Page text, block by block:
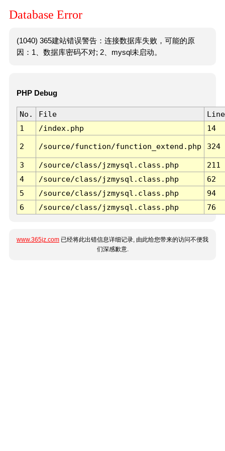
Database Error
(1040) 365建站错误警告：连接数据库失败，可能的原
因：1、数据库密码不对; 2、mysql未启动。
PHP Debug
No. File
Line
1
/index.php 14
2 /source/function/function_extend.php 324
3 /source/class/jzmysql.class.php
211
4
/source/class/jzmysql.class.php
62
5
/source/class/jzmysql.class.php
94
6
/source/class/jzmysql.class.php 76
www.365jz.com 已经将此出错信息详细记录, 由此给您带来的访问不便我
们深感歉意.